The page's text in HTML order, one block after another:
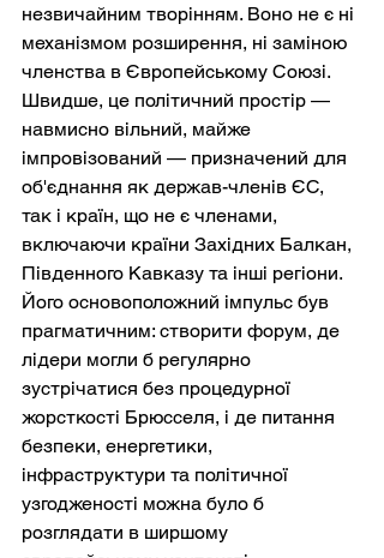
незвичайним творінням. Воно не є ні
механізмом розширення, ні заміною
членства в Європейському Союзі.
Швидше, це політичний простір —
навмисно вільний, майже
імпровізований — призначений для
об'єднання як держав-членів ЄС,
так і країн, що не є членами,
включаючи країни Західних Балкан,
Південного Кавказу та інші регіони.
Його основоположний імпульс був
прагматичним: створити форум, де
лідери могли б регулярно
зустрічатися без процедурної
жорсткості Брюсселя, і де питання
безпеки, енергетики,
інфраструктури та політичної
узгодженості можна було б
розглядати в ширшому